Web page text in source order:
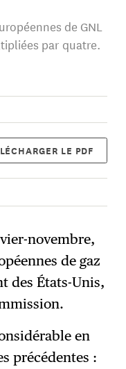
de GNL
par quatre.
LE PDF
novembre,
de gaz
des États-Unis,
en
précédentes :